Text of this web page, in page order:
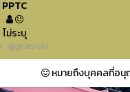
PPTC
ไม่ระบุ
: ผู้ดูแลระบบ
หมายถึงบุคคลที่อนุ